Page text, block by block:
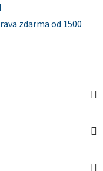
zdarma od 1500